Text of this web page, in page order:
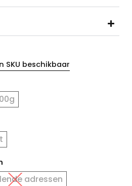
SKU beschikbaar
adressen